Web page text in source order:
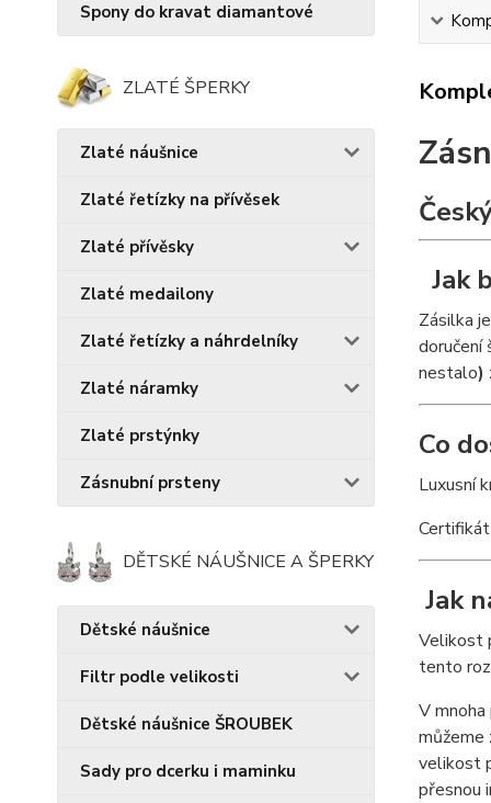
Spony do kravat diamantové
ZLATÉ ŠPERKY
Zlaté náušnice
Zlaté řetízky na přívěsek
Zlaté přívěsky
Zlaté medailony
Zlaté řetízky a náhrdelníky
Zlaté náramky
Zlaté prstýnky
Zásnubní prsteny
DĚTSKÉ NÁUŠNICE A ŠPERKY
Dětské náušnice
Filtr podle velikosti
Dětské náušnice ŠROUBEK
Sady pro dcerku i maminku
Jak
Zásilka je
doručení
nestalo)
Co
Luxusní
Jak
Velikost
tento
V
velikost
přesnou